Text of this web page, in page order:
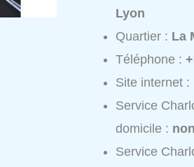
Lyon
Quartier : La
Téléphone :
Site internet :
Service
domicile :
Service